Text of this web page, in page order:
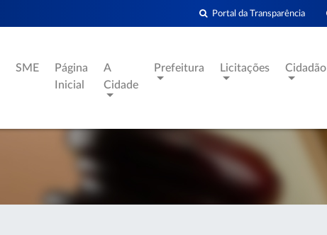
Portal da Transparência
SME
Página
Inicial
A
Cidade
Prefeitura Licitações Cidadão